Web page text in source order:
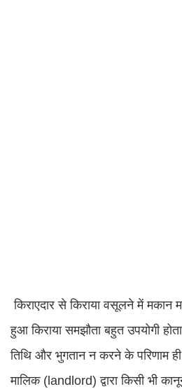
किराएदार से किराया वसूलने में मकान
हुआ किराया समझौता बहुत उपयोगी
तिथि और भुगतान न करने के परिणाम
मालिक (landlord) द्वारा किसी भी